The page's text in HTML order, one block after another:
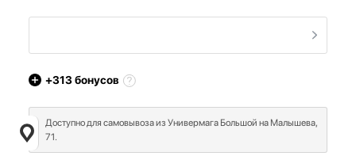
+313бонусов
Доступно для самовывоза из Универмага Большой на Малышева,
71.